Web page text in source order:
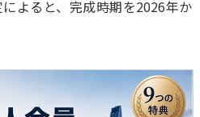
よると、完成時期を2026年か